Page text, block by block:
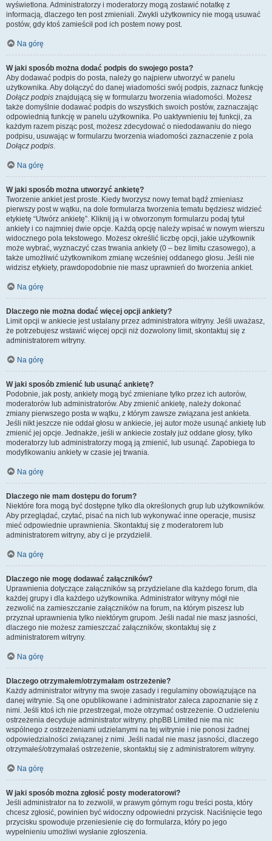
wyświetlona. Administratorzy i moderatorzy mogą zostawić notatkę z
informacją, dlaczego ten post zmieniali. Zwykli użytkownicy nie mogą usuwać
postów, gdy ktoś zamieścił pod ich postem nowy post.
Na górę
W jaki sposób można dodać podpis do swojego posta?
Aby dodawać podpis do posta, należy go najpierw utworzyć w panelu
użytkownika. Aby dołączyć do danej wiadomości swój podpis, zaznacz funkcję
Dołącz podpis znajdującą się w formularzu tworzenia wiadomości. Możesz
także domyślnie dodawać podpis do wszystkich swoich postów, zaznaczając
odpowiednią funkcję w panelu użytkownika. Po uaktywnieniu tej funkcji, za
każdym razem pisząc post, możesz zdecydować o niedodawaniu do niego
podpisu, usuwając w formularzu tworzenia wiadomości zaznaczenie z pola
Dołącz podpis.
Na górę
W jaki sposób można utworzyć ankietę?
Tworzenie ankiet jest proste. Kiedy tworzysz nowy temat bądź zmieniasz
pierwszy post w wątku, na dole formularza tworzenia tematu będziesz widzieć
etykietę “Utwórz ankietę”. Kliknij ją i w otworzonym formularzu podaj tytuł
ankiety i co najmniej dwie opcje. Każdą opcję należy wpisać w nowym wierszu
widocznego pola tekstowego. Możesz określić liczbę opcji, jakie użytkownik
może wybrać, wyznaczyć czas trwania ankiety (0 – bez limitu czasowego), a
także umożliwić użytkownikom zmianę wcześniej oddanego głosu. Jeśli nie
widzisz etykiety, prawdopodobnie nie masz uprawnień do tworzenia ankiet.
Na górę
Dlaczego nie można dodać więcej opcji ankiety?
Limit opcji w ankiecie jest ustalany przez administratora witryny. Jeśli uważasz,
że potrzebujesz wstawić więcej opcji niż dozwolony limit, skontaktuj się z
administratorem witryny.
Na górę
W jaki sposób zmienić lub usunąć ankietę?
Podobnie, jak posty, ankiety mogą być zmieniane tylko przez ich autorów,
moderatorów lub administratorów. Aby zmienić ankietę, należy dokonać
zmiany pierwszego posta w wątku, z którym zawsze związana jest ankieta.
Jeśli nikt jeszcze nie oddał głosu w ankiecie, jej autor może usunąć ankietę lub
zmienić jej opcje. Jednakże, jeśli w ankiecie zostały już oddane głosy, tylko
moderatorzy lub administratorzy mogą ją zmienić, lub usunąć. Zapobiega to
modyfikowaniu ankiety w czasie jej trwania.
Na górę
Dlaczego nie mam dostępu do forum?
Niektóre fora mogą być dostępne tylko dla określonych grup lub użytkowników.
Aby przeglądać, czytać, pisać na nich lub wykonywać inne operacje, musisz
mieć odpowiednie uprawnienia. Skontaktuj się z moderatorem lub
administratorem witryny, aby ci je przydzielił.
Na górę
Dlaczego nie mogę dodawać załączników?
Uprawnienia dotyczące załączników są przydzielane dla każdego forum, dla
każdej grupy i dla każdego użytkownika. Administrator witryny mógł nie
zezwolić na zamieszczanie załączników na forum, na którym piszesz lub
przyznał uprawnienia tylko niektórym grupom. Jeśli nadal nie masz jasności,
dlaczego nie możesz zamieszczać załączników, skontaktuj się z
administratorem witryny.
Na górę
Dlaczego otrzymałem/otrzymałam ostrzeżenie?
Każdy administrator witryny ma swoje zasady i regulaminy obowiązujące na
danej witrynie. Są one opublikowane i administrator zaleca zapoznanie się z
nimi. Jeśli ktoś ich nie przestrzegał, może otrzymać ostrzeżenie. O udzieleniu
ostrzeżenia decyduje administrator witryny. phpBB Limited nie ma nic
wspólnego z ostrzeżeniami udzielanymi na tej witrynie i nie ponosi żadnej
odpowiedzialności związanej z nimi. Jeśli nadal nie masz jasności, dlaczego
otrzymałeś/otrzymałaś ostrzeżenie, skontaktuj się z administratorem witryny.
Na górę
W jaki sposób można zgłosić posty moderatorowi?
Jeśli administrator na to zezwolił, w prawym górnym rogu treści posta, który
chcesz zgłosić, powinien być widoczny odpowiedni przycisk. Naciśnięcie tego
przycisku spowoduje przeniesienie cię do formularza, który po jego
wypełnieniu umożliwi wysłanie zgłoszenia.